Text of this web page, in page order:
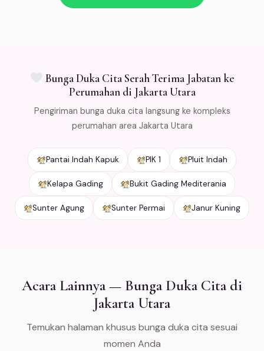
Bunga Duka Cita Serah Terima Jabatan ke
Perumahan di Jakarta Utara
Pengiriman bunga duka cita langsung ke kompleks
perumahan area Jakarta Utara
Pantai Indah Kapuk PIK 1 Pluit Indah
Kelapa Gading Bukit Gading Mediterania
Sunter Agung Sunter Permai Janur Kuning
Acara Lainnya — Bunga Duka Cita di
Jakarta Utara
Temukan halaman khusus bunga duka cita sesuai
momen Anda